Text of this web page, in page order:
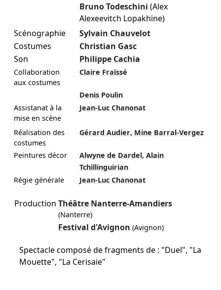
Bruno Todeschini (Alex
Alexeevitch Lopakhine)
Scénographie
Sylvain Chauvelot
Costumes
Christian Gasc
Son
Philippe Cachia
Collaboration
aux costumes
Claire Fraïssé
Denis Poulin
Assistanat à la
mise en scène
Jean-Luc Chanonat
Réalisation des
costumes
Gérard Audier, Mine Barral-Vergez
Peintures décor Alwyne de Dardel, Alain
Tchillinguirian
Régie générale
Jean-Luc Chanonat
Production Théâtre Nanterre-Amandiers
(Nanterre)
Festival d'Avignon (Avignon)
Spectacle composé de fragments de : "Duel", "La
Mouette", "La Cerisaie"